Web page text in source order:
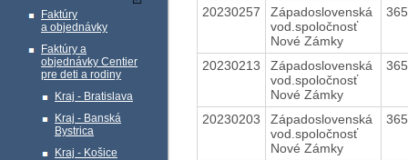
Faktúry
a objednávky
Faktúry a
objednávky Centier
pre deti a rodiny
Kraj - Bratislava
Kraj - Banská
Bystrica
Kraj - Košice
20230257
Západoslovenská
vod.spoločnosť
Nové Zámky
20230213
Západoslovenská
vod.spoločnosť
Nové Zámky
20230203
Západoslovenská
vod.spoločnosť
Nové Zámky